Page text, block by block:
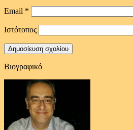
Email *
Ιστότοπος
Βιογραφικό